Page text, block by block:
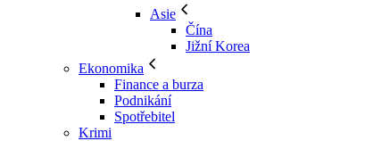
Asie
Čína
Jižní Korea
Ekonomika
Finance a burza
Podnikání
Spotřebitel
Krimi